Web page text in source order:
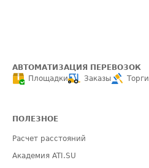
АВТОМАТИЗАЦИЯ ПЕРЕВОЗОК
Площадки
Заказы Торги
ПОЛЕЗНОЕ
Расчет расстояний
Академия ATI.SU